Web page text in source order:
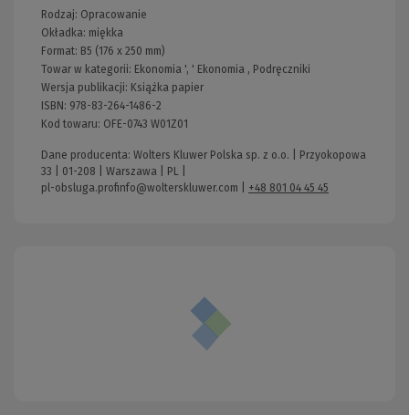
Rodzaj: Opracowanie
Okładka: miękka
Format: B5 (176 x 250 mm)
Towar w kategorii: Ekonomia ', ' Ekonomia , Podręczniki
Wersja publikacji: Książka papier
ISBN: 978-83-264-1486-2
Kod towaru: OFE-0743 W01Z01
Dane producenta: Wolters Kluwer Polska sp. z o.o. | Przyokopowa
33 | 01-208 | Warszawa | PL |
pl-obsluga.profinfo@wolterskluwer.com
+48 801 04 45 45